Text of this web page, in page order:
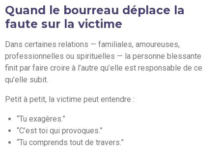
Quand le bourreau déplace la
faute sur la victime
Dans certaines relations — familiales, amoureuses,
professionnelles ou spirituelles — la personne blessante
finit par faire croire à l’autre qu’elle est responsable de ce
qu’elle subit.
Petit à petit, la victime peut entendre :
“Tu exagères.”
“C’est toi qui provoques.”
“Tu comprends tout de travers.”